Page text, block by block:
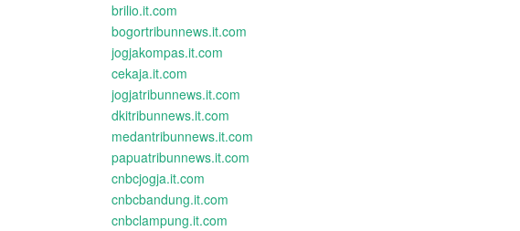
brilio.it.com
bogortribunnews.it.com
jogjakompas.it.com
cekaja.it.com
jogjatribunnews.it.com
dkitribunnews.it.com
medantribunnews.it.com
papuatribunnews.it.com
cnbcjogja.it.com
cnbcbandung.it.com
cnbclampung.it.com